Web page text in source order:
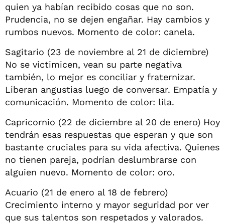
quien ya habían recibido cosas que no son.
Prudencia, no se dejen engañar. Hay cambios y
rumbos nuevos. Momento de color: canela.
Sagitario (23 de noviembre al 21 de diciembre)
No se victimicen, vean su parte negativa
también, lo mejor es conciliar y fraternizar.
Liberan angustias luego de conversar. Empatía y
comunicación. Momento de color: lila.
Capricornio (22 de diciembre al 20 de enero) Hoy
tendrán esas respuestas que esperan y que son
bastante cruciales para su vida afectiva. Quienes
no tienen pareja, podrían deslumbrarse con
alguien nuevo. Momento de color: oro.
Acuario (21 de enero al 18 de febrero)
Crecimiento interno y mayor seguridad por ver
que sus talentos son respetados y valorados.